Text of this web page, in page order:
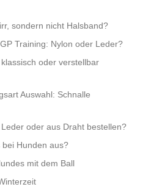
sondern nicht Halsband?
Training: Nylon oder Leder?
oder verstellbar
Auswahl: Schnalle
oder aus Draht bestellen?
Hunden aus?
mit dem Ball